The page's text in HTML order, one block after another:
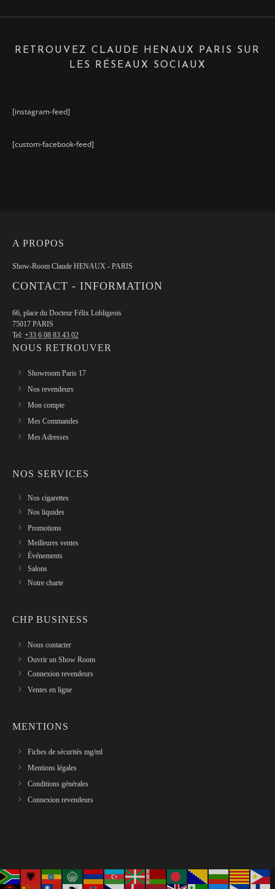
RETROUVEZ CLAUDE HENAUX PARIS SUR
LES RÉSEAUX SOCIAUX
[instagram-feed]
[custom-facebook-feed]
A PROPOS
Show-Room Claude HENAUX - PARIS
CONTACT - INFORMATION
66, place du Docteur Félix Lobligeois
75017 PARIS
Tel: +33 6 08 83 43 02
NOUS RETROUVER
Showroom Paris 17
Nos revendeurs
Mon compte
Mes Commandes
Mes Adresses
NOS SERVICES
Nos cigarettes
Nos liquides
Promotions
Meilleures ventes
Événements
Salons
Notre charte
CHP BUSINESS
Nous contacter
Ouvrir un Show Room
Connexion revendeurs
Ventes en ligne
MENTIONS
Fiches de sécurités mg/ml
Mentions légales
Conditions générales
Connexion revendeurs